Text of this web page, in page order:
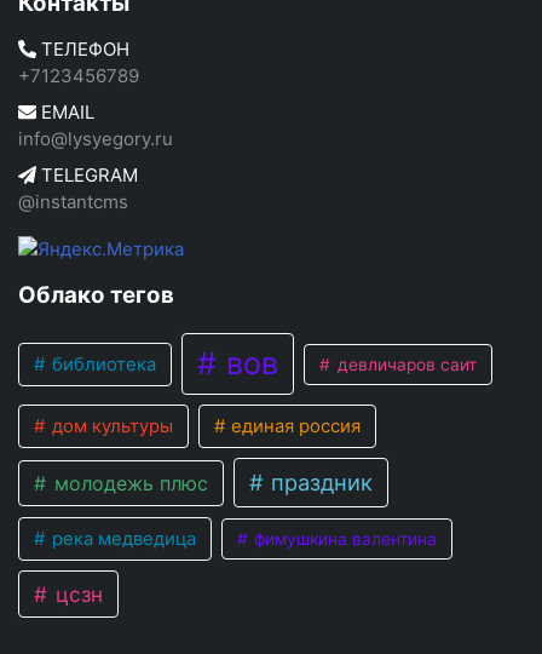
ТЕЛЕФОН
+7123456789
EMAIL
info@lysyegory.ru
TELEGRAM
@instantcms
Облако тегов
библиотека вов девличаров саит
дом культуры единая россия
молодежь плюс праздник
река медведица фимушкина валентина
цсзн